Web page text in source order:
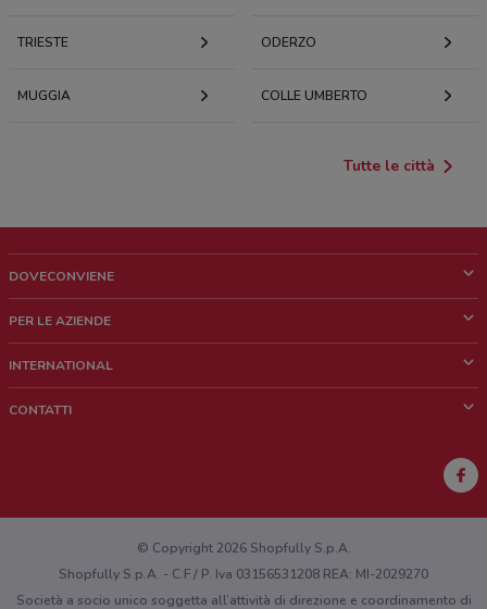
TRIESTE ODERZO
MUGGIA COLLE UMBERTO
Tutte le città
DOVECONVIENE
Chi siamo
Lavora con noi
PER LE AZIENDE
Richieste commerciali e marketing
INTERNATIONAL
CONTATTI
Hai un malfunzionamento sul web o sull'app?
© Copyright 2026 Shopfully S.p.A.
Shopfully S.p.A. - C.F / P. Iva 03156531208 REA: MI-2029270
Società a socio unico soggetta all’attività di direzione e coordinamento di